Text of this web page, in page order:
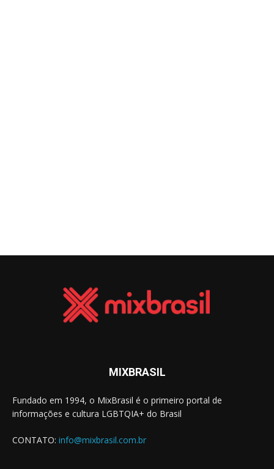
MIXBRASIL
Fundado em 1994, o MixBrasil é o primeiro portal de
informações e cultura LGBTQIA+ do Brasil
CONTATO: info@mixbrasil.com.br